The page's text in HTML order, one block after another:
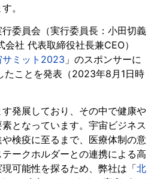
。
委員会（実行委員長：小田切義
社 代表取締役社長兼CEO）
サミット2023 」のスポンサーに
たことを発表（2023年8月1日時
発展しており、その中で健康や
となっています。宇宙ビジネス
検疫に至るまで、医療体制の意
ークホルダーとの連携による高
可能性を探るため、弊社は「北